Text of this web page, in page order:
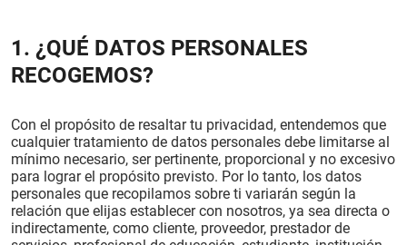
1. ¿QUÉ DATOS PERSONALES
RECOGEMOS?
Con el propósito de resaltar tu privacidad, entendemos que
cualquier tratamiento de datos personales debe limitarse al
mínimo necesario, ser pertinente, proporcional y no excesivo
para lograr el propósito previsto. Por lo tanto, los datos
personales que recopilamos sobre ti variarán según la
relación que elijas establecer con nosotros, ya sea directa o
indirectamente, como cliente, proveedor, prestador de